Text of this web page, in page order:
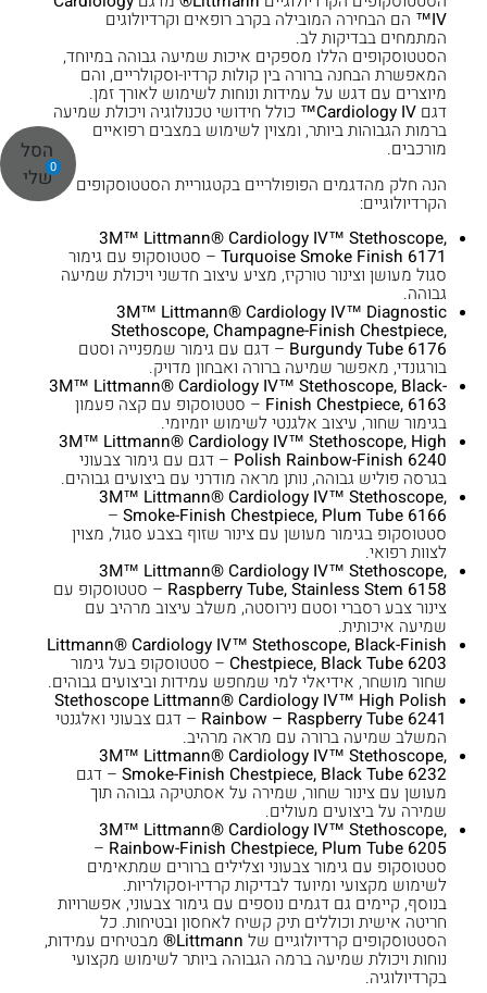
0
הסל
שלי
IV™ הם הבחירה המובילה בקרב רופאים וקרדיולוגים
המתמחים בבדיקות לב.
הסטטוסקופים הללו מספקים איכות שמיעה גבוהה במיוחד,
המאפשרת הבחנה ברורה בין קולות קרדיו-וסקולריים, והם
מיוצרים עם דגש על עמידות ונוחות לשימוש לאורך זמן.
דגםCardiology IV™ כולל חידושי טכנולוגיה ויכולת שמיעה
ברמות הגבוהות ביותר, ומצוין לשימוש במצבים רפואיים
מורכבים.
הנה חלק מהדגמים הפופולריים בקטגוריית הסטטוסקופים
הקרדיולוגיים:
3M™ Littmann® Cardiology IV™ Stethoscope,
Turquoise Smoke Finish 6171 – סטטוסקופ עם גימור
סגול מעושן וצינור טורקיז, מציע עיצוב חדשני ויכולת שמיעה
גבוהה.
3M™ Littmann® Cardiology IV™ Diagnostic
Stethoscope, Champagne-Finish Chestpiece,
Burgundy Tube 6176 – דגם עם גימור שמפנייה וסטם
בורגונדי, מאפשר שמיעה ברורה ואבחון מדויק.
3M™ Littmann® Cardiology IV™ Stethoscope, Black-
Finish Chestpiece, 6163 – סטטוסקופ עם קצה פעמון
בגימור שחור, עיצוב אלגנטי לשימוש יומיומי.
3M™ Littmann® Cardiology IV™ Stethoscope, High
Polish Rainbow-Finish 6240 – דגם עם גימור צבעוני
בגרסה פוליש גבוהה, נותן מראה מודרני עם ביצועים גבוהים.
3M™ Littmann® Cardiology IV™ Stethoscope,
Smoke-Finish Chestpiece, Plum Tube 6166
–
סטטוסקופ בגימור מעושן עם צינור שזוף בצבע סגול, מצוין
לצוות רפואי.
3M™ Littmann® Cardiology IV™ Stethoscope,
Raspberry Tube, Stainless Stem 6158 – סטטוסקופ עם
צינור צבע רסברי וסטם נירוסטה, משלב עיצוב מרהיב עם
שמיעה איכותית.
Littmann® Cardiology IV™ Stethoscope, Black-Finish
Chestpiece, Black Tube 6203 – סטטוסקופ בעל גימור
שחור מושחר, אידיאלי למי שמחפש עמידות וביצועים גבוהים.
Stethoscope Littmann® Cardiology IV™ High Polish
Rainbow – Raspberry Tube 6241 – דגם צבעוני ואלגנטי
המשלב שמיעה ברורה עם מראה מרהיב.
3M™ Littmann® Cardiology IV™ Stethoscope,
Smoke-Finish Chestpiece, Black Tube 6232 – דגם
מעושן עם צינור שחור, שמירה על אסתטיקה גבוהה תוך
שמירה על ביצועים מעולים.
3M™ Littmann® Cardiology IV™ Stethoscope,
Rainbow-Finish Chestpiece, Plum Tube 6205
–
סטטוסקופ עם גימור צבעוני וצלילים ברורים שמתאימים
לשימוש מקצועי ומיועד לבדיקות קרדיו-וסקולריות.
בנוסף, קיימים גם דגמים נוספים עם גימור צבעוני, אפשרויות
חריטה אישית וכוללים תיק קשיח לאחסון ובטיחות. כל
הסטטוסקופים קרדיולוגיים של Littmann® מבטיחים עמידות,
נוחות ויכולת שמיעה ברמה הגבוהה ביותר לשימוש מקצועי
בקרדיולוגיה.